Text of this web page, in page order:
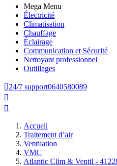
Mega Menu
Électricité
Climatisation
Chauffage
Éclairage
Communication et Sécurité
Nettoyant professionnel
Outillages
24/7 support0640580089


Accueil
Traitement d’air
Ventilation
VMC
Atlantic Clim & Ventil -